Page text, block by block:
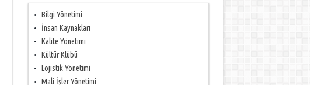
Bilgi Yönetimi
İnsan Kaynakları
Kalite Yönetimi
Kültür Klübü
Lojistik Yönetimi
Mali İşler Yönetimi